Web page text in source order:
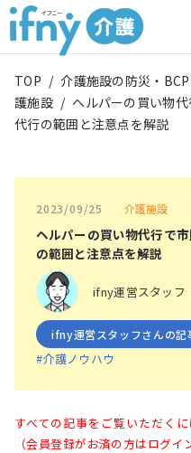
TOP / 介護施設の防災・
護施設 / ヘルパーの買い物
代行の範囲と注意点を解説
2023/09/25 介護施設
ヘルパーの買い物代行で
の範囲と注意点を解説
ifny運営スタッフ
ifny運営スタッフさんの記
#介護ノウハウ
すべての記事をご覧いただく
（会員登録がお済の方はログ